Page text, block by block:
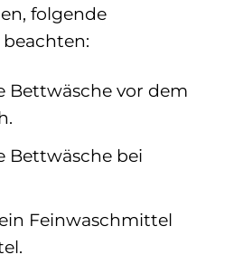
folgende
Bettwäsche vor dem
Bettwäsche bei
Feinwaschmittel